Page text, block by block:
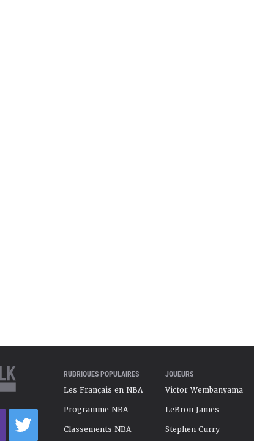
RUBRIQUES POPULAIRES
Les Français en NBA
Programme NBA
Classements NBA
JOUEURS
Victor Wembanyama
LeBron James
Stephen Curry